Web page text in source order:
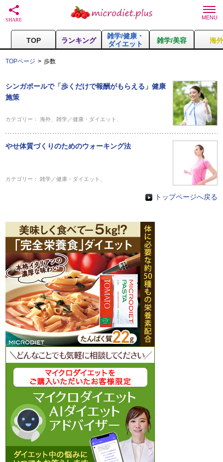
TOP ランキング
雑学/健康・
ダイエット
雑学/美容 海
TOPページ 歩数
シンガポールで「歩くだけで報酬がもらえる」健康
施策
カテゴリー：海外 、雑学／健康・ダイエット
やせ体質づくりのためのウォーキング法
カテゴリー：雑学／健康・ダイエット
トップページへ戻る